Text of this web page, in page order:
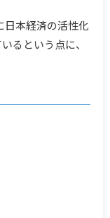
日本経済の活性化
るという点に、